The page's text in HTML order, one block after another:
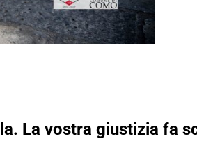
La vostra giustizia fa